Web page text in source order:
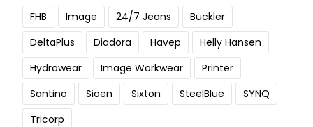
FHB Image 24/7 Jeans
Buckler
DeltaPlus
Diadora Havep
Helly Hansen
Hydrowear
Image Workwear
Printer
Santino
Sioen Sixton SteelBlue
SYNQ
Tricorp